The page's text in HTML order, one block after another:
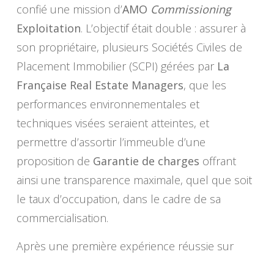
confié une mission d’AMO Commissioning
Exploitation. L’objectif était double : assurer à
son propriétaire, plusieurs Sociétés Civiles de
Placement Immobilier (SCPI) gérées par La
Française Real Estate Managers, que les
performances environnementales et
techniques visées seraient atteintes, et
permettre d’assortir l’immeuble d’une
proposition de Garantie de charges offrant
ainsi une transparence maximale, quel que soit
le taux d’occupation, dans le cadre de sa
commercialisation.
Après une première expérience réussie sur